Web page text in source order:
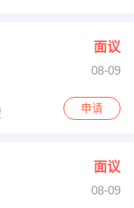
面议
08-09
大厦0622室
申请
面议
08-09